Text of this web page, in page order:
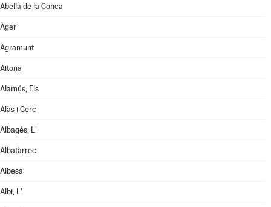
Abella de la Conca
Àger
Agramunt
Aitona
Alamús, Els
Alàs i Cerc
Albagés, L'
Albatàrrec
Albesa
Albi, L'